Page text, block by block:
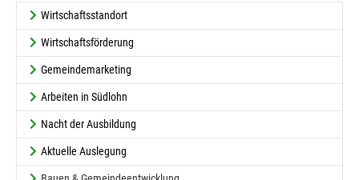
Wirtschaftsstandort
Wirtschaftsförderung
Gemeindemarketing
Arbeiten in Südlohn
Nacht der Ausbildung
Aktuelle Auslegung